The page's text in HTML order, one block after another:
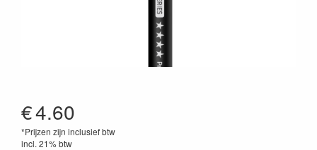
€4.60
*Prijzen zijn inclusief btw
incl. 21% btw